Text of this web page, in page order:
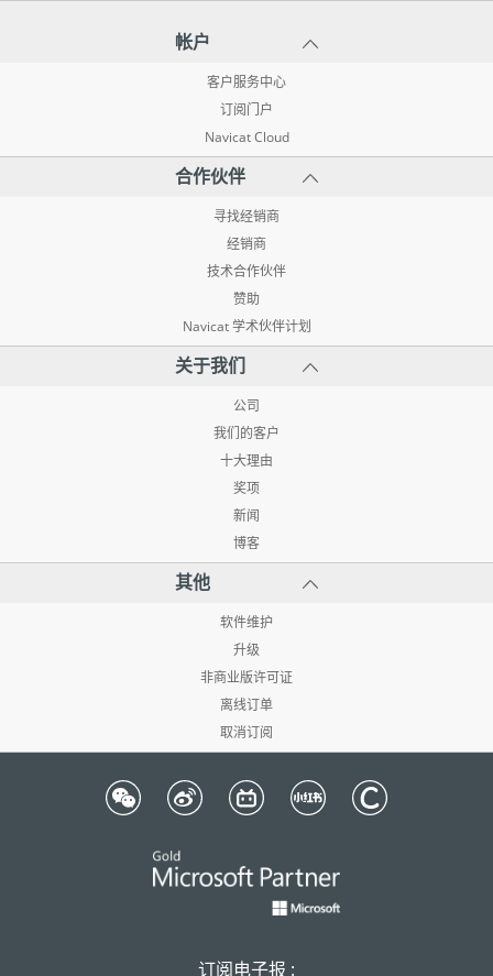
帐户
客户服务中心
订阅门户
Navicat Cloud
合作伙伴
寻找经销商
经销商
技术合作伙伴
赞助
Navicat 学术伙伴计划
关于我们
公司
我们的客户
十大理由
奖项
新闻
博客
其他
软件维护
升级
非商业版许可证
离线订单
取消订阅
订阅电子报 :